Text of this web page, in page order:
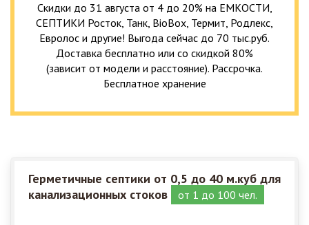
Скидки до 31 августа от 4 до 20% на ЕМКОСТИ,
СЕПТИКИ Росток, Танк, BioBox, Термит, Родлекс,
Евролос и другие! Выгода сейчас до 70 тыс.руб.
Доставка бесплатно или со скидкой 80%
(зависит от модели и расстояние). Рассрочка.
Бесплатное хранение
Герметичные септики от 0,5 до 40 м.куб для
канализационных стоков
от 1 до 100 чел.